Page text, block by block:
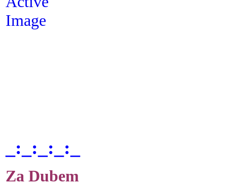
_:_:_:_:_
Za Dubem